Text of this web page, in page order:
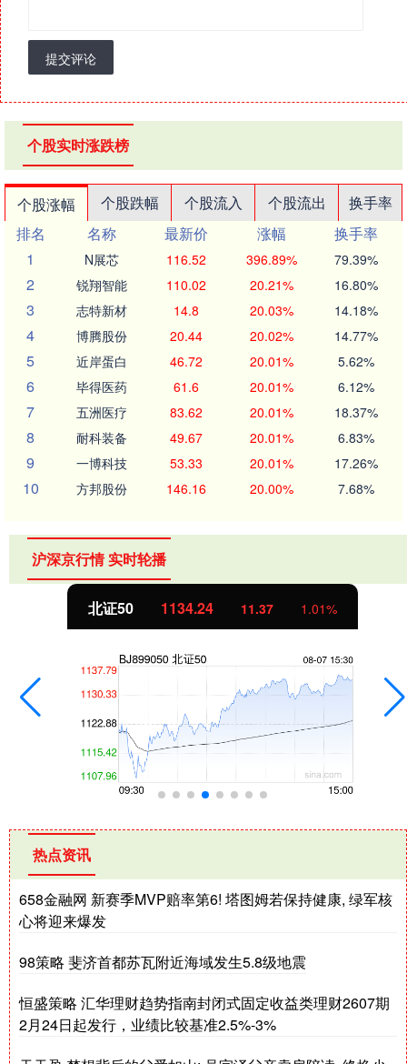
提交评论
个股实时涨跌榜
个股涨幅 个股跌幅 个股流入 个股流出
换手率
排名
名称 最新价 涨幅
换手率
1
N展芯 116.52 396.89% 79.39%
2 锐翔智能 110.02 20.21% 16.80%
3 志特新材 14.8 20.03% 14.18%
4 博腾股份 20.44 20.02% 14.77%
5 近岸蛋白 46.72 20.01% 5.62%
6 毕得医药 61.6 20.01% 6.12%
7 五洲医疗 83.62 20.01% 18.37%
8 耐科装备 49.67 20.01% 6.83%
9 一博科技 53.33 20.01% 17.26%
10 方邦股份 146.16 20.00% 7.68%
沪深京行情 实时轮播
北证50 1134.24 11.37 1.01%
热点资讯
658金融网 新赛季MVP赔率第6! 塔图姆若保持健康, 绿军核
心将迎来爆发
98策略 斐济首都苏瓦附近海域发生5.8级地震
恒盛策略 汇华理财趋势指南封闭式固定收益类理财2607期
2月24日起发行，业绩比较基准2.5%-3%